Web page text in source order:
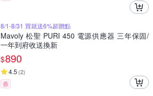
8/1-8/31 買就送6%超贈點
Mavoly 松聖 PURI 450 電源供應器 三年保固/
一年到府收送換新
$890
4.5 (2)
券